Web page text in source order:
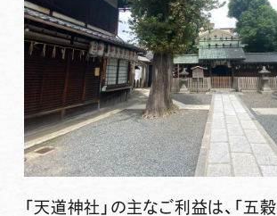
「天道神社」の主なご利益は、「五穀